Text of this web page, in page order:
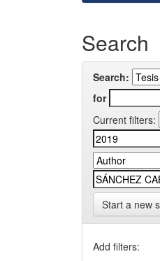
Search
Search:
for
Current filters:
Start a new
Add filters: